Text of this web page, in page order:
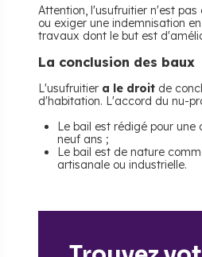
Attention, l'usufruitier n'est
ou exiger une indemnisation
travaux dont le but est
La conclusion des baux
L'usufruitier a le droit de
d'habitation. L'accord du nu-
Le bail est rédigé pour une
neuf ans ;
Le bail est de nature
artisanale ou industrielle.